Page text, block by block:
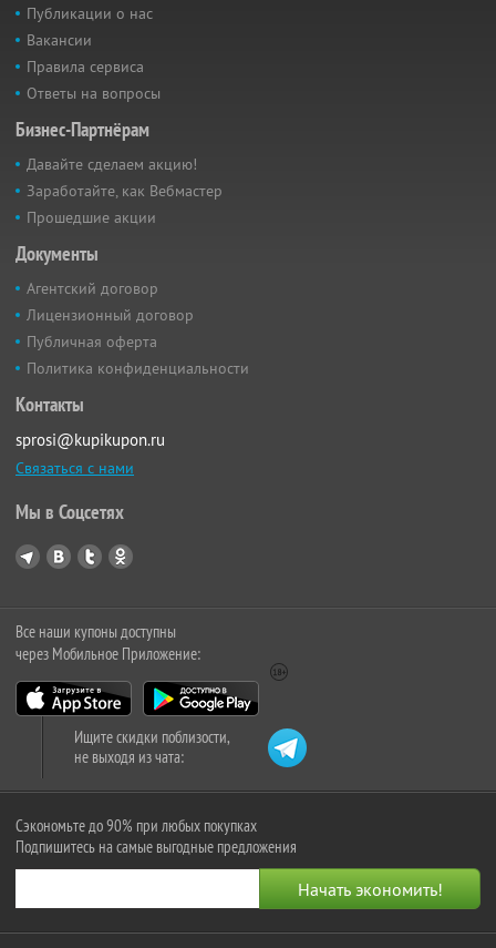
Публикации о нас
Вакансии
Правила сервиса
Ответы на вопросы
Бизнес-Партнёрам
Давайте сделаем акцию!
Заработайте, как Вебмастер
Прошедшие акции
Документы
Агентский договор
Лицензионный договор
Публичная оферта
Политика конфиденциальности
Контакты
sprosi@kupikupon.ru
Связаться с нами
Мы в Соцсетях
Все наши купоны доступны
через Мобильное Приложение:
Ищите скидки поблизости,
не выходя из чата:
Сэкономьте до 90% при любых покупках
Подпишитесь на самые выгодные предложения